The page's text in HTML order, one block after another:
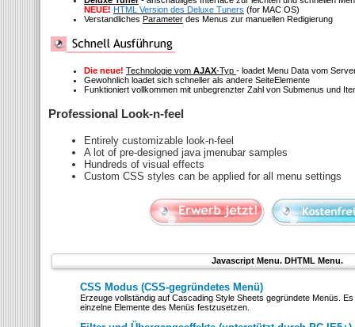
NEUE! HTML Version des Deluxe Tuners (for MAC OS)
Verstandliches Parameter des Menus zur manuellen Redigierung
Die neue! Technologie vom AJAX-Typ - loadet Menu Data vom
Gewohnlich loadet sich schneller als andere SeiteElemente
Funktioniert vollkommen mit unbegrenzter Zahl von Submenus und
Professional Look-n-feel
Entirely customizable look-n-feel
A lot of pre-designed java jmenubar samples
Hundreds of visual effects
Custom CSS styles can be applied for all menu settings
Javascript Menu. DHTML Menu.
CSS Modus (CSS-gegründetes Menü)
Erzeuge vollständig auf Cascading Style Sheets gegründete Menüs.
einzelne Elemente des Menüs festzusetzen.